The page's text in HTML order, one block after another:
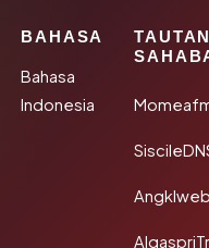
BAHASA
Bahasa
Indonesia